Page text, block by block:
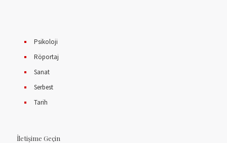
Psikoloji
Röportaj
Sanat
Serbest
Tarih
İletişime Geçin